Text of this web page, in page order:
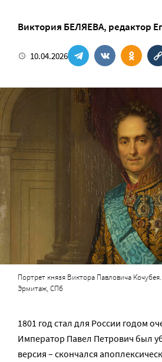
Виктория БЕЛЯЕВА, редактор
10.04.2026
Портрет князя Виктора Павловича
Эрмитаж, СПб
1801 год стал для России годом
Император Павел Петрович был
версия – скончался